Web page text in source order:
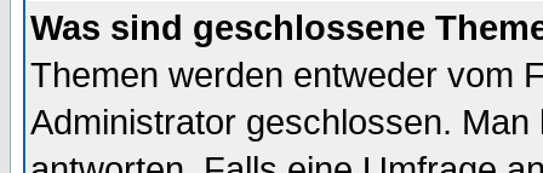
Was sind geschlossene
Themen werden entweder vom
Administrator geschlossen.